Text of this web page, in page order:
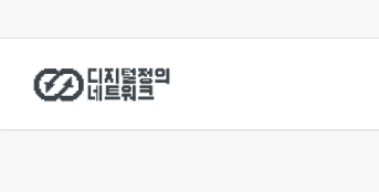
main